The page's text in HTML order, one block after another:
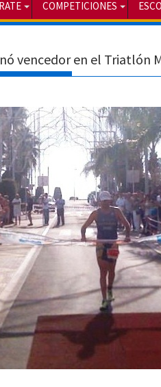
COMPETICIONES
vencedor en el Triatlón